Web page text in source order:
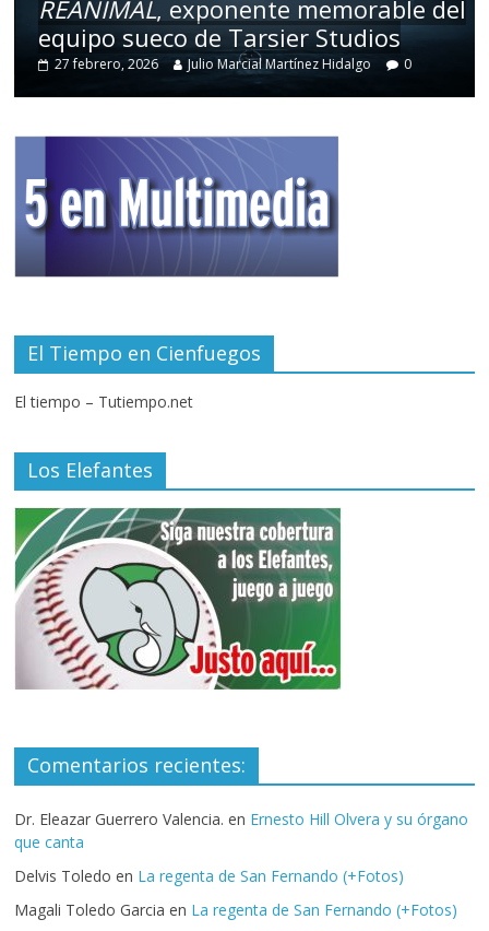
REANIMAL, exponente memorable del
equipo sueco de Tarsier Studios
27 febrero, 2026 Julio Marcial Martínez Hidalgo 0
El Tiempo en Cienfuegos
El tiempo – Tutiempo.net
Los Elefantes
Comentarios recientes:
Dr. Eleazar Guerrero Valencia. en Ernesto Hill Olvera y su órgano
que canta
Delvis Toledo en La regenta de San Fernando (+Fotos)
Magali Toledo Garcia en La regenta de San Fernando (+Fotos)